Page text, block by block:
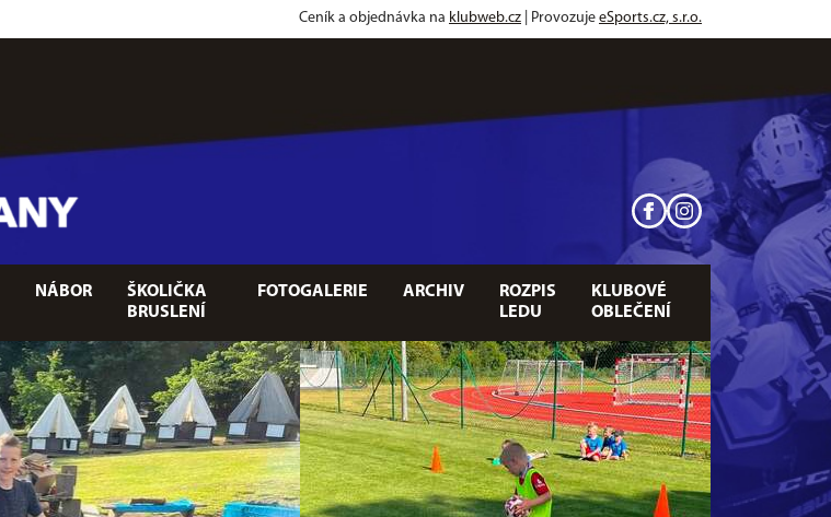
Ceník a objednávka na klubweb.cz | Provozuje eSports.cz, s.r.o.
NÁBOR
ŠKOLIČKA
BRUSLENÍ
FOTOGALERIE ARCHIV
ROZPIS
LEDU
KLUBOVÉ
OBLEČENÍ